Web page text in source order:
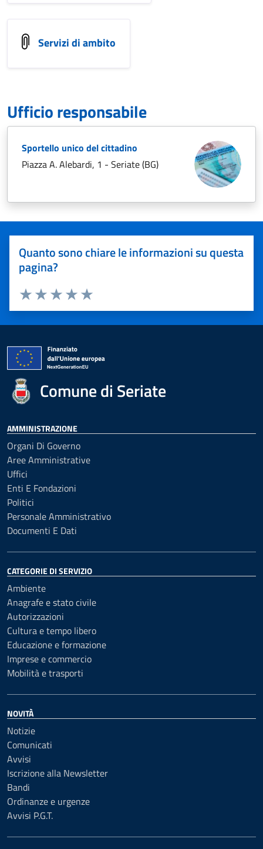
Servizi di ambito
Ufficio responsabile
Sportello unico del cittadino
Piazza A. Alebardi, 1 - Seriate (BG)
Quanto sono chiare le informazioni su questa
pagina?
Valuta 5 stelle su 5
Valuta 4 stelle su 5
Valuta 3 stelle su 5
Valuta 2 stelle su 5
Valuta 1 stelle su 5
Comune di Seriate
AMMINISTRAZIONE
Organi Di Governo
Aree Amministrative
Uffici
Enti E Fondazioni
Politici
Personale Amministrativo
Documenti E Dati
CATEGORIE DI SERVIZIO
Ambiente
Anagrafe e stato civile
Autorizzazioni
Cultura e tempo libero
Educazione e formazione
Imprese e commercio
Mobilità e trasporti
NOVITÀ
Notizie
Comunicati
Avvisi
Iscrizione alla Newsletter
Bandi
Ordinanze e urgenze
Avvisi P.G.T.